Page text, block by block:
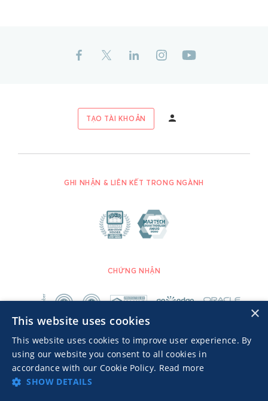
TẠO TÀI KHOẢN
GHI NHẬN & LIÊN KẾT TRONG NGÀNH
Advertisers TOS
CHỨNG NHẬN
×
This website uses cookies
This website uses cookies to improve user experience. By
using our website you consent to all cookies in
accordance with our Cookie Policy. Read more
SHOW DETAILS